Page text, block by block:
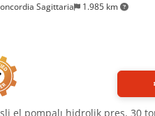
Sagittaria 1.985 km
el pompalı hidrolik pres, 30